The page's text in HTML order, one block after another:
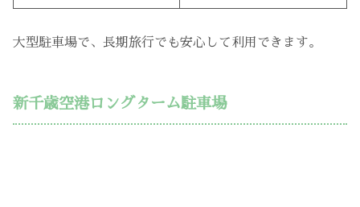
大型駐車場で、長期旅行でも安心して利用できます。
新千歳空港ロングターム駐車場